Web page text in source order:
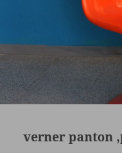
verner panton